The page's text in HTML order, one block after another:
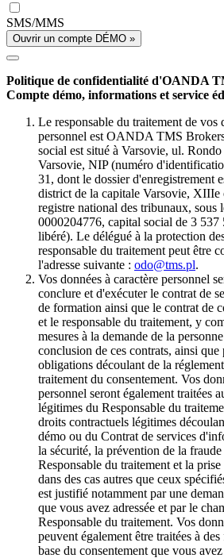
SMS/MMS
Ouvrir un compte DÉMO »
Politique de confidentialité d'OANDA
Compte démo, informations et service
Le responsable du traitement de vos
personnel est OANDA TMS
social est situé à Varsovie, ul.
Varsovie, NIP (numéro
31, dont le dossier d'enregistrement
district de la capitale Varsovie, XIIIe
registre national des tribunaux, sous
0000204776, capital social de 3
libéré). Le délégué à la protection
responsable du traitement peut être
l'adresse suivante : odo@tms.pl.
Vos données à caractère personnel
conclure et d'exécuter le contrat de
de formation ainsi que le contrat de
et le responsable du traitement, y
mesures à la demande de la
conclusion de ces contrats, ainsi
obligations découlant de la
traitement du consentement. Vos
personnel seront également traitées
légitimes du Responsable du
droits contractuels légitimes
démo ou du Contrat de services
la sécurité, la prévention de la
Responsable du traitement et la
dans des cas autres que ceux
est justifié notamment par une
que vous avez adressée et par le
Responsable du traitement. Vos
peuvent également être traitées à
base du consentement que vous